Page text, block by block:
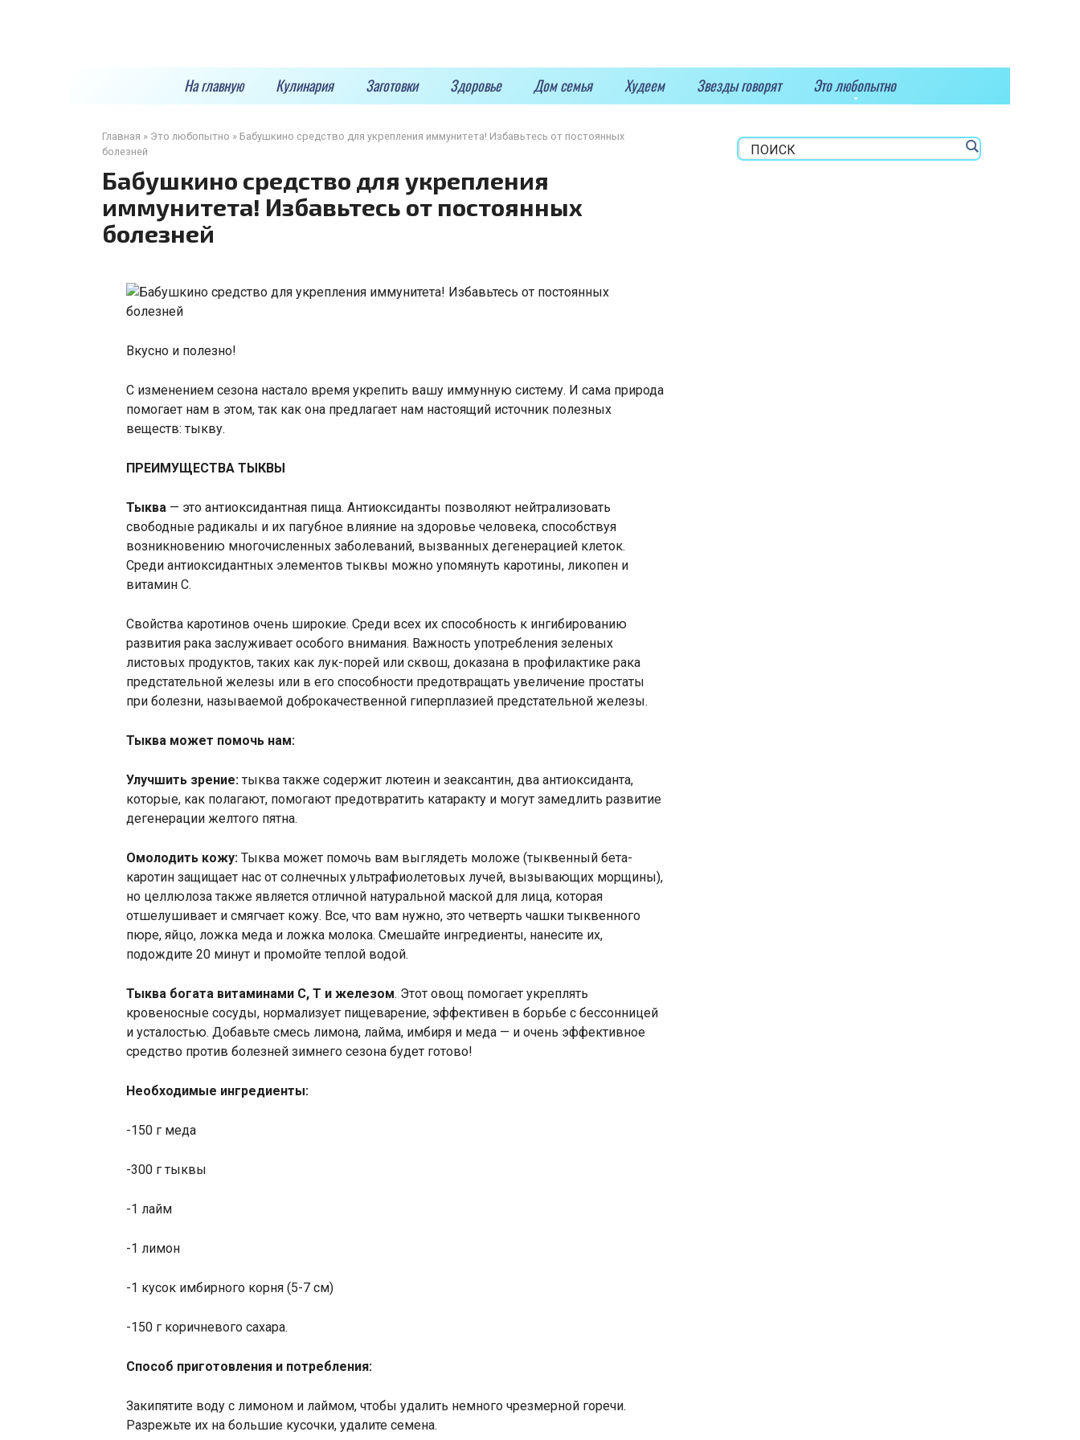
На главную Кулинария Заготовки Здоровье Дом семья Худеем Звезды говорят Это любопытно
Главная » Это любопытно » Бабушкино средство для укрепления иммунитета! Избавьтесь от постоянных
болезней
Бабушкино средство для укрепления
иммунитета! Избавьтесь от постоянных
болезней
Вкусно и полезно!
С изменением сезона настало время укрепить вашу иммунную систему. И сама природа
помогает нам в этом, так как она предлагает нам настоящий источник полезных
веществ: тыкву.
ПРЕИМУЩЕСТВА ТЫКВЫ
Тыква — это антиоксидантная пища. Антиоксиданты позволяют нейтрализовать
свободные радикалы и их пагубное влияние на здоровье человека, способствуя
возникновению многочисленных заболеваний, вызванных дегенерацией клеток.
Среди антиоксидантных элементов тыквы можно упомянуть каротины, ликопен и
витамин С.
Свойства каротинов очень широкие. Среди всех их способность к ингибированию
развития рака заслуживает особого внимания. Важность употребления зеленых
листовых продуктов, таких как лук-порей или сквош, доказана в профилактике рака
предстательной железы или в его способности предотвращать увеличение простаты
при болезни, называемой доброкачественной гиперплазией предстательной железы.
Тыква может помочь нам:
Улучшить зрение: тыква также содержит лютеин и зеаксантин, два антиоксиданта,
которые, как полагают, помогают предотвратить катаракту и могут замедлить развитие
дегенерации желтого пятна.
Омолодить кожу: Тыква может помочь вам выглядеть моложе (тыквенный бета-
каротин защищает нас от солнечных ультрафиолетовых лучей, вызывающих морщины),
но целлюлоза также является отличной натуральной маской для лица, которая
отшелушивает и смягчает кожу. Все, что вам нужно, это четверть чашки тыквенного
пюре, яйцо, ложка меда и ложка молока. Смешайте ингредиенты, нанесите их,
подождите 20 минут и промойте теплой водой.
Тыква богата витаминами С, Т и железом. Этот овощ помогает укреплять
кровеносные сосуды, нормализует пищеварение, эффективен в борьбе с бессонницей
и усталостью. Добавьте смесь лимона, лайма, имбиря и меда — и очень эффективное
средство против болезней зимнего сезона будет готово!
Необходимые ингредиенты:
-150 г меда
-300 г тыквы
-1 лайм
-1 лимон
-1 кусок имбирного корня (5-7 см)
-150 г коричневого сахара.
Способ приготовления и потребления:
Закипятите воду с лимоном и лаймом, чтобы удалить немного чрезмерной горечи.
Разрежьте их на большие кусочки, удалите семена.